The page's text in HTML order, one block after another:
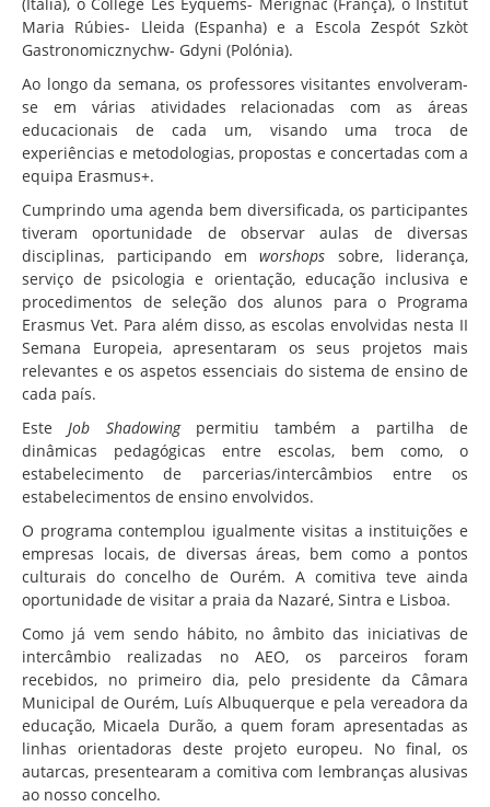
Maria Rúbies- Lleida (Espanha) e a Escola Zespót Szkòt
Gastronomicznychw- Gdyni (Polónia).
Ao longo da semana, os professores visitantes envolveram-
se em várias atividades relacionadas com as áreas
educacionais de cada um, visando uma troca de
experiências e metodologias, propostas e concertadas com a
equipa Erasmus+.
Cumprindo uma agenda bem diversificada, os participantes
tiveram oportunidade de observar aulas de diversas
disciplinas, participando emworshops sobre, liderança,
serviço de psicologia e orientação, educação inclusiva e
procedimentos de seleção dos alunos para o Programa
Erasmus Vet. Para além disso, as escolas envolvidas nesta II
Semana Europeia, apresentaram os seus projetos mais
relevantes e os aspetos essenciais do sistema de ensino de
cada país.
EsteJob Shadowingpermitiu também a partilha de
dinâmicas pedagógicas entre escolas, bem como, o
estabelecimento de parcerias/intercâmbios entre os
estabelecimentos de ensino envolvidos.
O programa contemplou igualmente visitas a instituições e
empresas locais, de diversas áreas, bem como a pontos
culturais do concelho de Ourém. A comitiva teve ainda
oportunidade de visitar a praia da Nazaré, Sintra e Lisboa.
Como já vem sendo hábito, no âmbito das iniciativas de
intercâmbio realizadas no AEO, os parceiros foram
recebidos, no primeiro dia, pelo presidente da Câmara
Municipal de Ourém, Luís Albuquerque e pela vereadora da
educação, Micaela Durão, a quem foram apresentadas as
linhas orientadoras deste projeto europeu. No final, os
autarcas, presentearam a comitiva com lembranças alusivas
ao nosso concelho.